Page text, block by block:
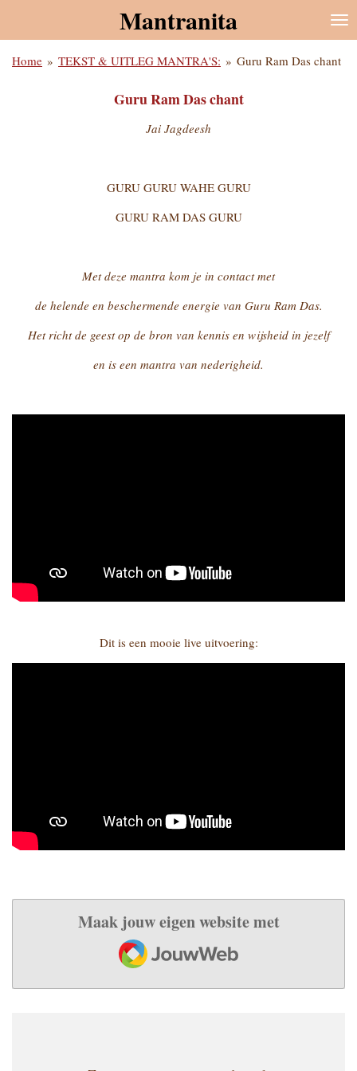
de
Mantranita
Home » TEKST & UITLEG MANTRA'S: » Guru Ram Das chant
Guru Ram Das chant
Jai Jagdeesh
GURU GURU WAHE GURU
GURU RAM DAS GURU
Met deze mantra kom je in contact met
de helende en beschermende energie van Guru Ram Das.
Het richt de geest op de bron van kennis en wijsheid in jezelf
en is een mantra van nederigheid.
Dit is een mooie live uitvoering:
Maak jouw eigen website met
JouwWeb